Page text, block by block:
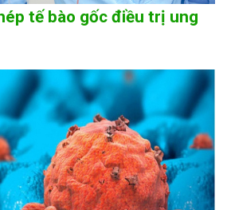
tế bào gốc điều trị ung